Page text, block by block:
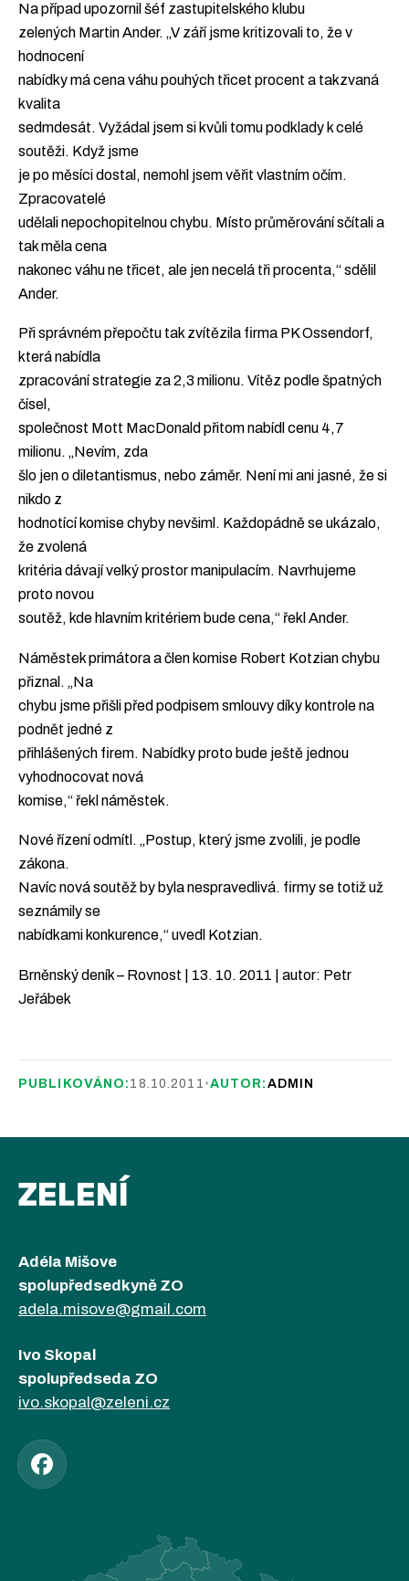
Na případ upozornil šéf zastupitelského klubu
zelených Martin Ander. „V září jsme kritizovali to, že v
hodnocení
nabídky má cena váhu pouhých třicet procent a takzvaná
kvalita
sedmdesát. Vyžádal jsem si kvůli tomu podklady k celé
soutěži. Když jsme
je po měsíci dostal, nemohl jsem věřit vlastním očím.
Zpracovatelé
udělali nepochopitelnou chybu. Místo průměrování sčítali a
tak měla cena
nakonec váhu ne třicet, ale jen necelá tři procenta,“ sdělil
Ander.
Při správném přepočtu tak zvítězila firma PK Ossendorf,
která nabídla
zpracování strategie za 2,3 milionu. Vítěz podle špatných
čísel,
společnost Mott MacDonald přitom nabídl cenu 4,7
milionu. „Nevím, zda
šlo jen o diletantismus, nebo záměr. Není mi ani jasné, že si
nikdo z
hodnotící komise chyby nevšiml. Každopádně se ukázalo,
že zvolená
kritéria dávají velký prostor manipulacím. Navrhujeme
proto novou
soutěž, kde hlavním kritériem bude cena,“ řekl Ander.
Náměstek primátora a člen komise Robert Kotzian chybu
přiznal. „Na
chybu jsme přišli před podpisem smlouvy díky kontrole na
podnět jedné z
přihlášených firem. Nabídky proto bude ještě jednou
vyhodnocovat nová
komise,“ řekl náměstek.
Nové řízení odmítl. „Postup, který jsme zvolili, je podle
zákona.
Navíc nová soutěž by byla nespravedlivá. firmy se totiž už
seznámily se
nabídkami konkurence,“ uvedl Kotzian.
Brněnský deník – Rovnost | 13. 10. 2011 | autor: Petr
Jeřábek
PUBLIKOVÁNO: 18.10.2011 •AUTOR: ADMIN
ZELENÍ
Adéla Mišove
spolupředsedkyně ZO
adela.misove@gmail.com
Ivo Skopal
spolupředseda ZO
ivo.skopal@zeleni.cz